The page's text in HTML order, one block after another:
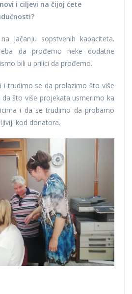
i ciljevi na čijoj ćete
jačanju sopstvenih kapaciteta.
da prođemo neke dodatne
bili u prilici da prođemo.
i trudimo se da prolazimo što više
da što više projekata usmerimo ka
i da se trudimo da probamo
kod donatora.